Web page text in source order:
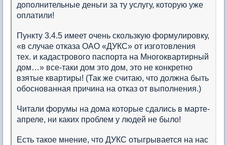
дополнительные деньги за ту услугу, которую уже
оплатили!
Пункту 3.4.5 имеет очень скользкую формулировку,
«в случае отказа ОАО «ДУКС» от изготовления
тех. и кадастрового паспорта на Многоквартирный
дом…» все-таки дом это дом, это не конкретно
взятые квартиры! (Так же считаю, что должна быть
обоснованная причина на отказ от выполнения.)
Читали форумы на дома которые сдались в марте-
апреле, ни каких проблем у людей не было!
Есть такое мнение, что ДУКС отыгрывается на нас